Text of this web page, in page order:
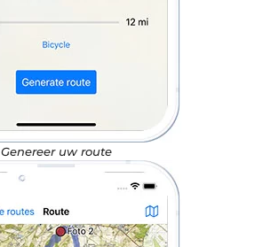
Genereer uw route